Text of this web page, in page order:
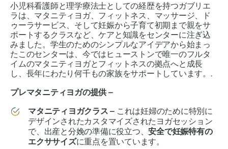
小児科看護師と理学療法士としての経歴を持つガブリエ
ラは、マタニティヨガ、フィットネス、マッサージ、ド
ゥーラサービス、そして妊娠から子育て初期まで親をサ
ポートするクラスなど、ケアと知識をセンターに注ぎ込
みました。学生のためのシンプルなアイデアから始まっ
たこのセンターは、今ではヒューストンで唯一のフルタ
イムのマタニティヨガとフィットネスの拠点へと成長
し、長年にわたり何千もの家族をサポートしています。.
プレマタニティヨガの提供 –
マタニティヨガクラス – これは妊婦のために特別に
デザインされたカスタマイズされたヨガセッション
で、出産と分娩の準備に役立つ、安全で妊娠特有の
エクササイズに重点を置いています。